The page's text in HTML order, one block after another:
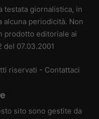
testata giornalistica, in
alcuna periodicità. Non
prodotto editoriale ai
del 07.03.2001
riservati - Contattaci
sito sono gestite da